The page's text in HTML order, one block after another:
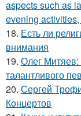
aspects such as
evening
18. Есть ли
внимания
19. Олег
талантливого
20. Сергей
Концертов